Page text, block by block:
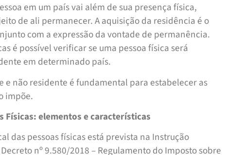
em um país vai além de sua presença física,
de ali permanecer. A aquisição da residência é o
com a expressão da vontade de permanência.
é possível verificar se uma pessoa física será
em determinado país.
não residente é fundamental para estabelecer as
impõe.
Físicas: elementos e características
das pessoas físicas está prevista na Instrução
nº 9.580/2018 – Regulamento do Imposto sobre